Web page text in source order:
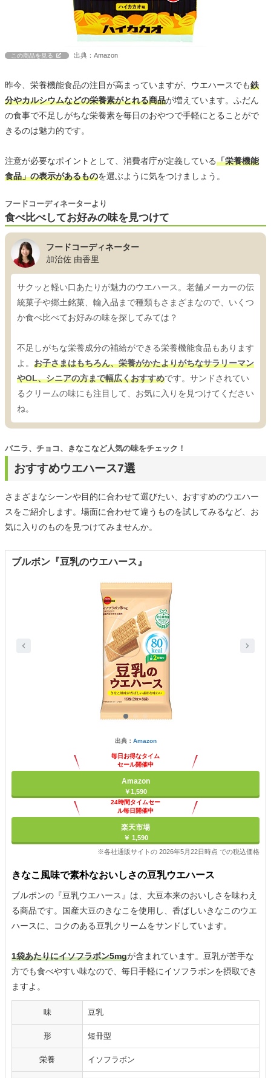
この商品を見る 出典：Amazon
昨今、栄養機能食品の注目が高まっていますが、ウエハースでも鉄
分やカルシウムなどの栄養素がとれる商品が増えています。ふだん
の食事で不足しがちな栄養素を毎日のおやつで手軽にとることがで
きるのは魅力的です。
注意が必要なポイントとして、消費者庁が定義している「栄養機能
食品」の表示があるものを選ぶように気をつけましょう。
食べ比べしてお好みの味を見つけて
フードコーディネーターより
フードコーディネーター
加治佐 由香里
サクッと軽い口あたりが魅力のウエハース。老舗メーカーの伝
統菓子や郷土銘菓、輸入品まで種類もさまざまなので、いくつ
か食べ比べてお好みの味を探してみては？
不足しがちな栄養成分の補給ができる栄養機能食品もあります
よ。 お子さまはもちろん、栄養がかたよりがちなサラリーマン
やOL、シニアの方まで幅広くおすすめです。サンドされてい
るクリームの味にも注目して、お気に入りを見つけてください
ね。
おすすめウエハース7選
バニラ、チョコ、きなこなど人気の味をチェック！
さまざまなシーンや目的に合わせて選びたい、おすすめのウエハー
スをご紹介します。場面に合わせて違うものを試してみるなど、お
気に入りのものを見つけてみませんか。
ブルボン『豆乳のウエハース』
出典： Amazon
毎日お得なタイム
セール開催中
Amazon
￥1,590
24時間タイムセー
ル毎日開催中
楽天市場
￥ 1,590
※各社通販サイトの 2026年5月22日時点 での税込価格
きなこ風味で素朴なおいしさの豆乳ウエハース
ブルボンの『豆乳ウエハース』は、大豆本来のおいしさを味わえ
る商品です。国産大豆のきなこを使用し、香ばしいきなこのウエ
ハースに、コクのある豆乳クリームをサンドしています。
1袋あたりにイソフラボン5mgが含まれています。豆乳が苦手な
方でも食べやすい味なので、毎日手軽にイソフラボンを摂取でき
ますよ。
味 豆乳
形 短冊型
栄養 イソフラボン